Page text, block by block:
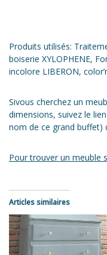
Produits utilisés:
boiserie XYLOPHENE,
incolore LIBERON,
Sivous cherchez un
dimensions, suivez le
nom de ce grand buffet)
Pour trouver un meuble
Articles similaires